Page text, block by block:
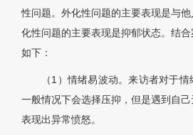
性问题。外化性问题的主要表现是与
化性问题的主要表现是抑郁状态。结
如下：
（1）情绪易波动。来访者对于情
一般情况下会选择压抑，但是遇到自
表现出异常愤怒。